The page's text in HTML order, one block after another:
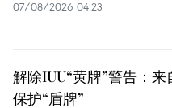
07/08/2026 04:23
解除IUU“黄牌”警告：
保护“盾牌”